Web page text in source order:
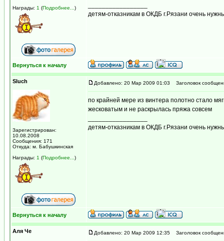
Награды: 1 (Подробнее... )
детям-отказникам в ОКДБ г.Рязани очень
Вернуться к началу
Sluch
Зарегистрирован:
10.08.2008
Сообщения: 171
Откуда: м. Бабушкинская
Награды: 1 (Подробнее... )
Добавлено: 20 Мар 2009 01:03 Заголовок
по крайней мере из винтера полотно стало
жесковатым и не раскрылась пряжа совсем
детям-отказникам в ОКДБ г.Рязани очень
Вернуться к началу
Аля Че Добавлено: 20 Мар 2009 12:35 Заголовок